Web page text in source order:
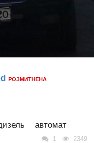
РОЗМИТНЕНА
автомат
1 2349